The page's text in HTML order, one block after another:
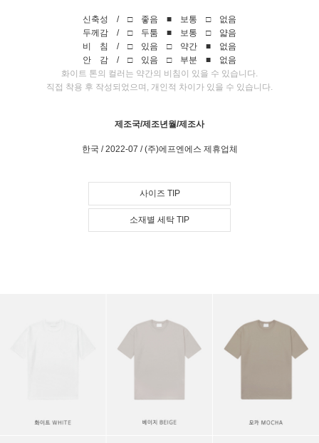
신축성 / □ 좋음 ■ 보통 □ 없음
두께감 / □ 두툼 ■ 보통 □ 얇음
비 침 / □ 있음 □ 약간 ■ 없음
안 감 / □ 있음 □ 부분 ■ 없음
화이트 톤의 컬러는 약간의 비침이 있을 수 있습니다.
직접 착용 후 작성되었으며, 개인적 차이가 있을 수 있습니다.
제조국/제조년월/제조사
한국 / 2022-07 / (주)에프엔에스 제휴업체
사이즈 TIP
소재별 세탁 TIP